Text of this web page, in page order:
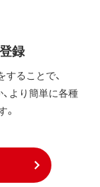
はその添付ソ
します。
スエンジニア
に加えること
録
ることで、
より簡単に各種